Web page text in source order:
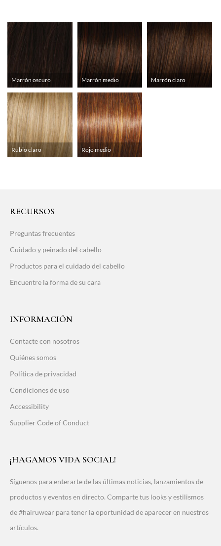
Marrón oscuro Marrón medio Marrón claro
Rubio claro Rojo medio
RECURSOS
Preguntas frecuentes
Cuidado y peinado del cabello
Productos para el cuidado del cabello
Encuentre la forma de su cara
INFORMACIÓN
Contacte con nosotros
Quiénes somos
Política de privacidad
Condiciones de uso
Accessibility
Supplier Code of Conduct
¡HAGAMOS VIDA SOCIAL!
Síguenos para enterarte de las últimas noticias, lanzamientos de
productos y eventos en directo. Comparte tus looks y estilismos
de #hairuwear para tener la oportunidad de aparecer en nuestros
artículos.